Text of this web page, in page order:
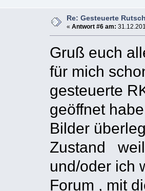
Re: Gesteuerte
« Antwort #6 am:
Gruß euch
für mich
gesteuerte
geöffnet
Bilder
Zustand weil
und/oder ich
Forum , mit